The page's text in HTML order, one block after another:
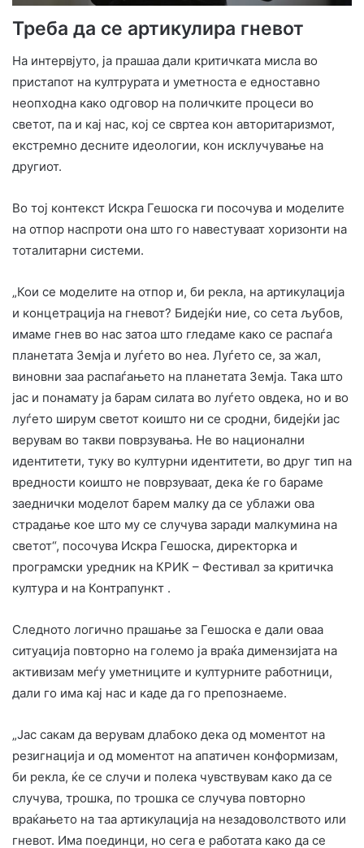
Треба да се артикулира гневот
На интервјуто, ја прашаа дали критичката мисла во
пристапот на култрурата и уметноста е едноставно
неопходна како одговор на поличките процеси во
светот, па и кај нас, кој се свртеа кон авторитаризмот,
екстремно десните идеологии, кон исклучување на
другиот.
Во тој контекст Искра Гешоска ги посочува и моделите
на отпор наспроти она што го навестуваат хоризонти на
тоталитарни системи.
„Кои се моделите на отпор и, би рекла, на артикулација
и концетрација на гневот? Бидејќи ние, со сета љубов,
имаме гнев во нас затоа што гледаме како се распаѓа
планетата Земја и луѓето во неа. Луѓето се, за жал,
виновни заа распаѓањето на планетата Земја. Така што
јас и понамату ја барам силата во луѓето овдека, но и во
луѓето ширум светот коишто ни се сродни, бидејќи јас
верувам во такви поврзувања. Не во национални
идентитети, туку во културни идентитети, во друг тип на
вредности коишто не поврзуваат, дека ќе го бараме
заеднички моделот барем малку да се ублажи ова
страдање кое што му се случува заради малкумина на
светот“, посочува Искра Гешоска, директорка и
програмски уредник на КРИК – Фестивал за критичка
култура и на Контрапункт .
Следното логично прашање за Гешоска е дали оваа
ситуација повторно на големо ја враќа димензијата на
активизам меѓу уметниците и културните работници,
дали го има кај нас и каде да го препознаеме.
„Јас сакам да верувам длабоко дека од моментот на
резигнација и од моментот на апатичен конформизам,
би рекла, ќе се случи и полека чувствувам како да се
случува, трошка, по трошка се случува повторно
враќањето на таа артикулација на незадоволството или
гневот. Има поединци, но сега е работата како да се